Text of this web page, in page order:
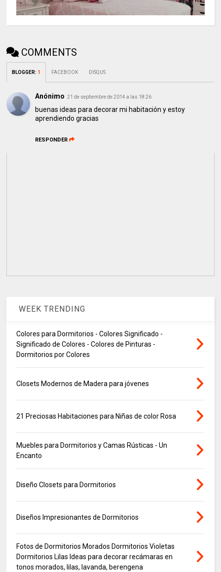
COMMENTS
BLOGGER: 1 FACEBOOK DISQUS
Anónimo 21 de septiembre de 2014 a las 18:26
buenas ideas para decorar mi habitación y estoy
aprendiendo gracias
RESPONDER
WEEK TRENDING
Colores para Dormitorios - Colores Significado -
Significado de Colores - Colores de Pinturas -
Dormitorios por Colores
Closets Modernos de Madera para jóvenes
21 Preciosas Habitaciones para Niñas de color Rosa
Muebles para Dormitorios y Camas Rústicas - Un
Encanto
Diseño Closets para Dormitorios
Diseños Impresionantes de Dormitorios
Fotos de Dormitorios Morados Dormitorios Violetas
Dormitorios Lilas Ideas para decorar recámaras en
tonos morados, lilas, lavanda, berengena